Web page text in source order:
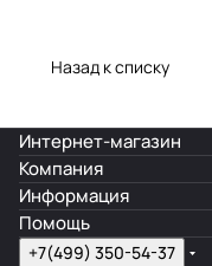
Назад к списку
Интернет-магазин
Компания
Информация
Помощь
+7(499) 350-54-37